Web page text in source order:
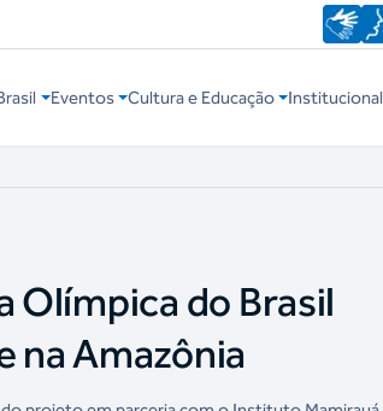
Eventos Cultura e Educação Institucional
Olímpica do Brasil
na Amazônia